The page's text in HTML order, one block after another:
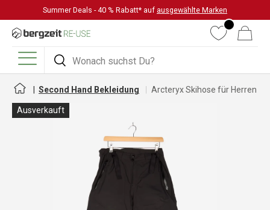
DIREKT ZUM INHALT
Summer Deals - 40 % Rabatt* auf ausgewählte Marken
Suchen
Suchen
WunschlisteWarenkorb
Menü
Second Hand Bekleidung Arcteryx Skihose für Herren
Ausverkauft